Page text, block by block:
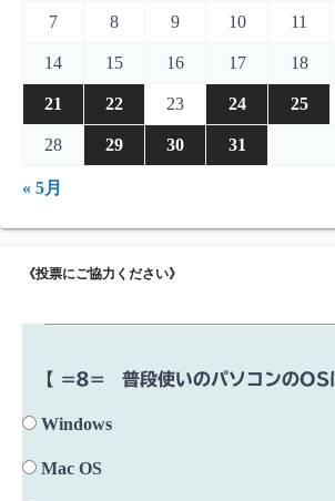
7 8 9 10 11
14 15 16 17 18
21 22 23 24 25
28 29 30 31
« 5月
《投票にご協力ください》
【 =8= 普段使いのパソコンのOS
Windows
Mac OS